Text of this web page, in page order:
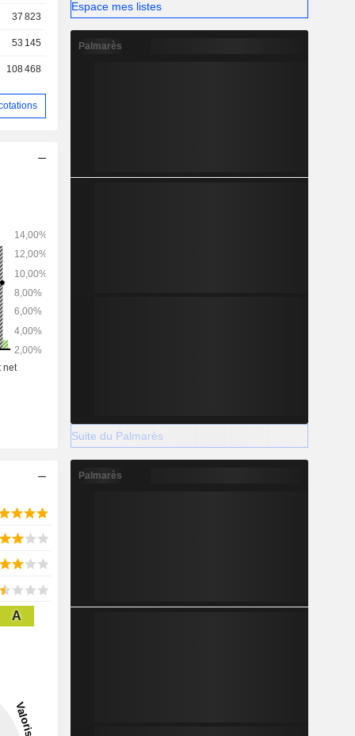
37 823
53 145
108 468
A
Espace mes listes
Palmarès
Suite du Palmarès
Palmarès